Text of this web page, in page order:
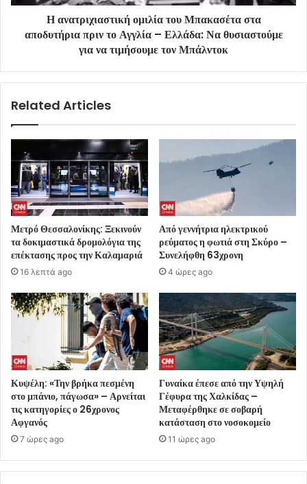
Η ανατριχιαστική ομιλία του Μπακασέτα στα
αποδυτήρια πριν το Αγγλία – Ελλάδα: Να θυσιαστούμε
για να τιμήσουμε τον Μπάλντοκ
Related Articles
Μετρό Θεσσαλονίκης: Ξεκινούν
τα δοκιμαστικά δρομολόγια της
επέκτασης προς την Καλαμαριά
16 λεπτά ago
Από γεννήτρια ηλεκτρικού
ρεύματος η φωτιά στη Σκύρο –
Συνελήφθη 63χρονη
4 ώρες ago
Κυψέλη: «Την βρήκα πεσμένη
στο μπάνιο, πάγωσα» – Αρνείται
τις κατηγορίες ο 26χρονος
Αφγανός
7 ώρες ago
Γυναίκα έπεσε από την Υψηλή
Γέφυρα της Χαλκίδας –
Μεταφέρθηκε σε σοβαρή
κατάσταση στο νοσοκομείο
11 ώρες ago